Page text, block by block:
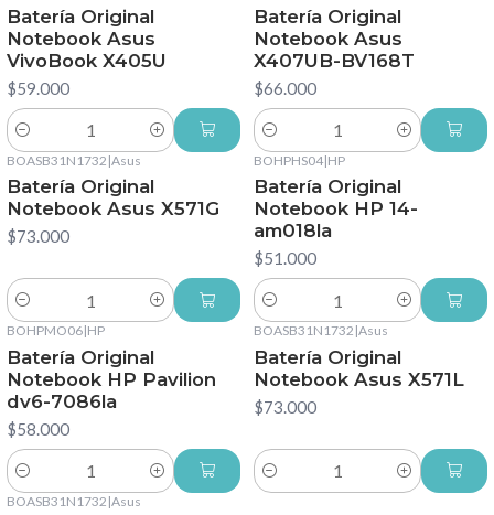
Batería Original
Notebook Asus
VivoBook X405U
$59.000
Cantidad
Batería Original
Notebook Asus
X407UB-BV168T
$66.000
Cantidad
BOASB31N1732 |Asus
Batería Original
Notebook Asus X571G
$73.000
Cantidad
BOHPHS04|HP
Batería Original
Notebook HP 14-
am018la
$51.000
Cantidad
BOHPMO06|HP
Batería Original
Notebook HP Pavilion
dv6-7086la
$58.000
Cantidad
BOASB31N1732 |Asus
Batería Original
Notebook Asus X571L
$73.000
Cantidad
BOASB31N1732 |Asus